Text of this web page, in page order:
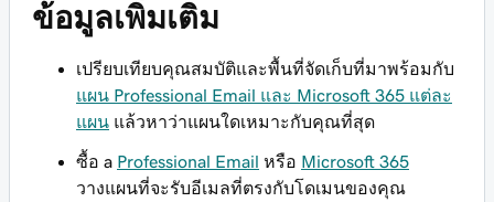
ข้อมูลเพิ่มเติม
เปรียบเทียบคุณสมบัติและพื้นที่จัดเก็บที่มาพร้อมกับ
แผน Professional Email และ Microsoft 365 แต่ละ
แผน แล้วหาว่าแผนใดเหมาะกับคุณที่สุด
ซื้อ a Professional Email หรือ Microsoft 365
วางแผนที่จะรับอีเมลที่ตรงกับโดเมนของคุณ